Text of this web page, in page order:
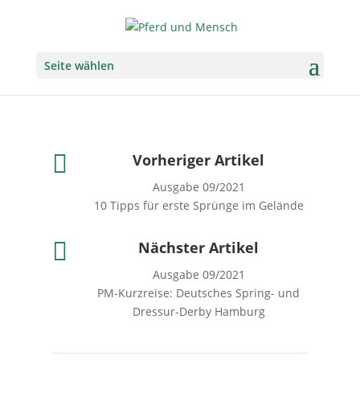
Seite wählen
 Vorheriger Artikel
Ausgabe 09/2021
10 Tipps für erste Sprünge im Gelände
 Nächster Artikel
Ausgabe 09/2021
PM-Kurzreise: Deutsches Spring- und
Dressur-Derby Hamburg